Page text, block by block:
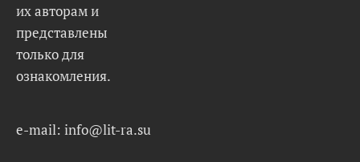
их авторам и
представлены
только для
ознакомления.
e-mail: info@lit-ra.su